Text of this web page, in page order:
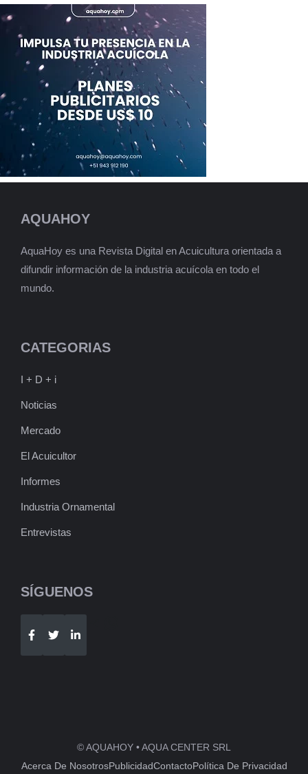
AQUAHOY
AquaHoy es una Revista Digital en Acuicultura orientada a
difundir información de la industria acuícola en todo el
mundo.
CATEGORIAS
I + D + i
Noticias
Mercado
El Acuicultor
Informes
Industria Ornamental
Entrevistas
SÍGUENOS
Telegram
© AQUAHOY • AQUA CENTER SRL
Acerca De NosotrosPublicidadContactoPolítica De Privacidad